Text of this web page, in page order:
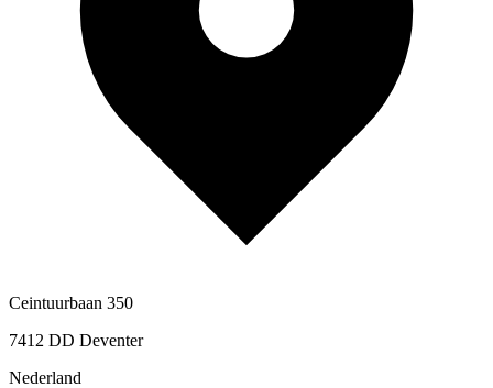
Ceintuurbaan 350
7412 DD Deventer
Nederland